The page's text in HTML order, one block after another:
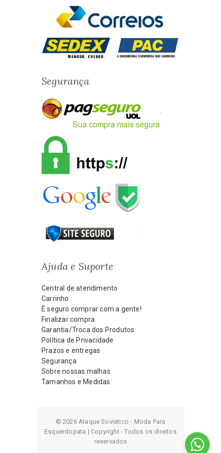
Segurança
Ajuda e Suporte
Central de atendimento
Carrinho
É seguro comprar com a gente!
Finalizar compra
Garantia/Troca dos Produtos
Política de Privacidade
Prazos e entregas
Segurança
Sobre nossas malhas
Tamanhos e Medidas
© 2026 Ataque Sovietico - Moda Para
Esquerdopata | Copyright - Todos os direitos
reservados